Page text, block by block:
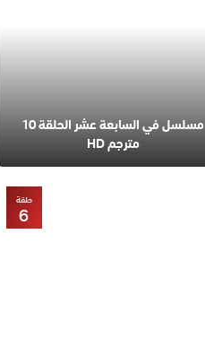
مسلسل في السابعة عشر الحلقة 10
مترجم HD
حلقة
6